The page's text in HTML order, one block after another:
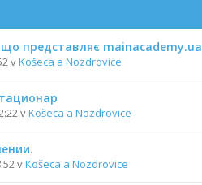
що представляє mainacademy.ua
vKošeca a Nozdrovice
vKošeca a Nozdrovice
vKošeca a Nozdrovice